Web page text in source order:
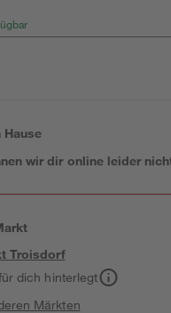
Hause
wir dir online leider
Troisdorf
dich hinterlegt
Märkten